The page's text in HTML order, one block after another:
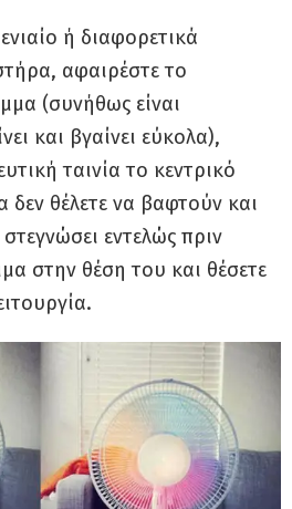
ή διαφορετικά
αφαιρέστε το
(συνήθως είναι
και βγαίνει εύκολα),
ταινία το κεντρικό
δεν θέλετε να βαφτούν και
εντελώς πριν
στην θέση του και θέσετε